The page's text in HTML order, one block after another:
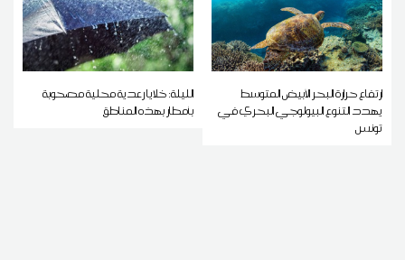
ارتفاع حرارة البحر الأبيض المتوسط
يهدد التنوع البيولوجي البحري في
تونس
الليلة: خلايا رعدية محلية مصحوبة
بأمطار بهذه المناطق